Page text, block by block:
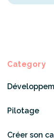
Category
Pilotage
Créer son